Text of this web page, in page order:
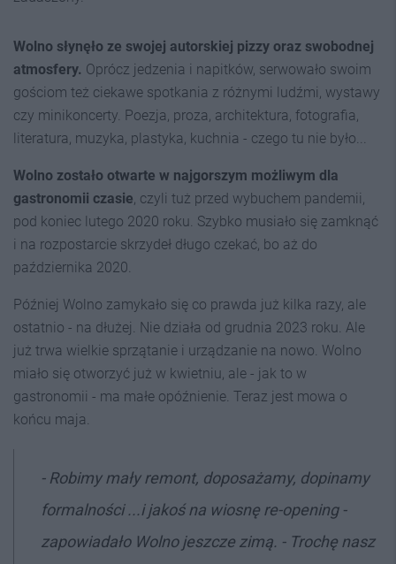
Wolno słynęło ze swojej autorskiej pizzy oraz swobodnej
atmosfery. Oprócz jedzenia i napitków, serwowało swoim
gościom też ciekawe spotkania z różnymi ludźmi, wystawy
czy minikoncerty. Poezja, proza, architektura, fotografia,
literatura, muzyka, plastyka, kuchnia - czego tu nie było...
Wolno zostało otwarte w najgorszym możliwym dla
gastronomii czasie, czyli tuż przed wybuchem pandemii,
pod koniec lutego 2020 roku. Szybko musiało się zamknąć
i na rozpostarcie skrzydeł długo czekać, bo aż do
października 2020.
Później Wolno zamykało się co prawda już kilka razy, ale
ostatnio - na dłużej. Nie działa od grudnia 2023 roku. Ale
już trwa wielkie sprzątanie i urządzanie na nowo. Wolno
miało się otworzyć już w kwietniu, ale - jak to w
gastronomii - ma małe opóźnienie. Teraz jest mowa o
końcu maja.
- Robimy mały remont, doposażamy, dopinamy
formalności ...i jakoś na wiosnę re-opening -
zapowiadało Wolno jeszcze zimą. - Trochę nasz